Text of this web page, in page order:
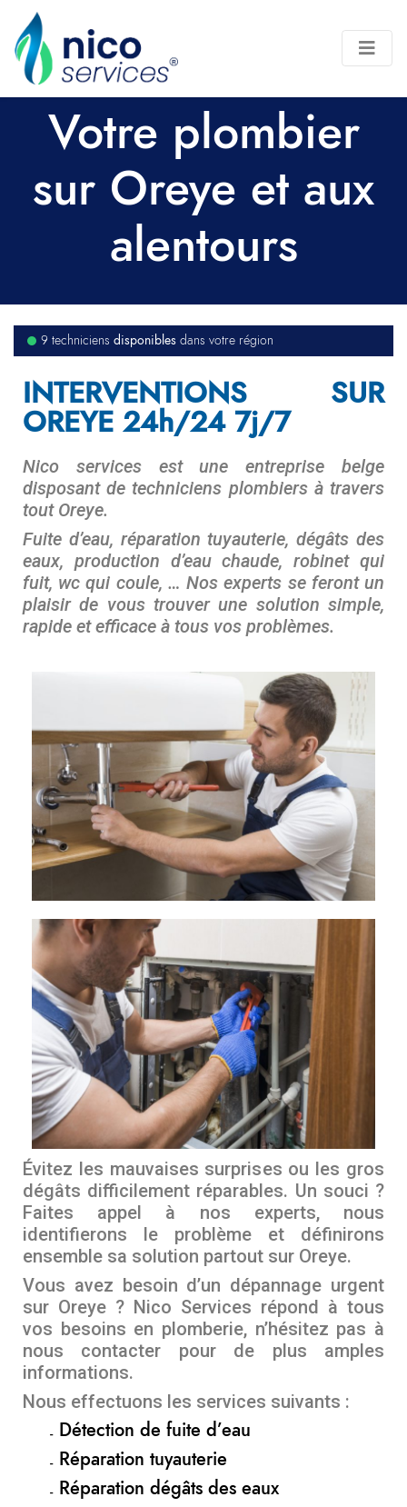
Votre plombier
sur Oreye et aux
alentours
9 techniciensdisponibles dans votre région
INTERVENTIONS SUR
OREYE 24h/24 7j/7
Nico services est une entreprise belge
disposant de techniciens plombiers à travers
tout Oreye.
Fuite d’eau, réparation tuyauterie, dégâts des
eaux, production d’eau chaude, robinet qui
fuit, wc qui coule, … Nos experts se feront un
plaisir de vous trouver une solution simple,
rapide et efficace à tous vos problèmes.
Évitez les mauvaises surprises ou les gros
dégâts difficilement réparables. Un souci ?
Faites appel à nos experts, nous
identifierons le problème et définirons
ensemble sa solution partout sur Oreye.
Vous avez besoin d’un dépannage urgent
sur Oreye ? Nico Services répond à tous
vos besoins en plomberie, n’hésitez pas à
nous contacter pour de plus amples
informations.
Nous effectuons les services suivants :
Détection de fuite d’eau
Réparation tuyauterie
Réparation dégâts des eaux